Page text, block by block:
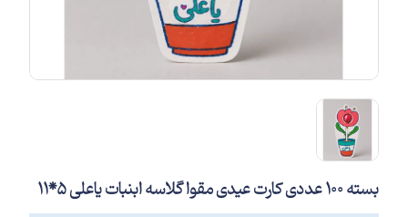
بسته 100 عددی کارت عیدی مقوا گلاسه ابنبات یاعلی 5*11